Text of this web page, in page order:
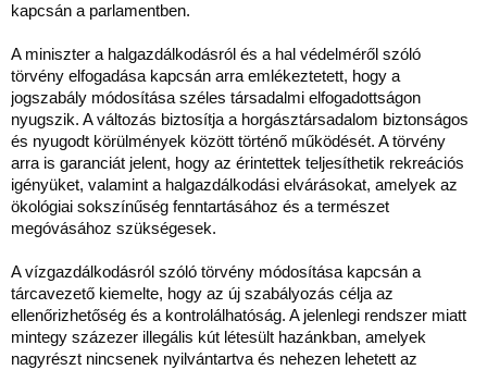
kapcsán a parlamentben.
A miniszter a halgazdálkodásról és a hal védelméről szóló
törvény elfogadása kapcsán arra emlékeztetett, hogy a
jogszabály módosítása széles társadalmi elfogadottságon
nyugszik. A változás biztosítja a horgásztársadalom biztonságos
és nyugodt körülmények között történő működését. A törvény
arra is garanciát jelent, hogy az érintettek teljesíthetik rekreációs
igényüket, valamint a halgazdálkodási elvárásokat, amelyek az
ökológiai sokszínűség fenntartásához és a természet
megóvásához szükségesek.
A vízgazdálkodásról szóló törvény módosítása kapcsán a
tárcavezető kiemelte, hogy az új szabályozás célja az
ellenőrizhetőség és a kontrolálhatóság. A jelenlegi rendszer miatt
mintegy százezer illegális kút létesült hazánkban, amelyek
nagyrészt nincsenek nyilvántartva és nehezen lehetett az